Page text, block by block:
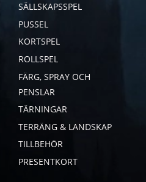
SÄLLSKAPSSPEL
PUSSEL
KORTSPEL
ROLLSPEL
FÄRG, SPRAY OCH
PENSLAR
TÄRNINGAR
TERRÄNG & LANDSKAP
TILLBEHÖR
PRESENTKORT